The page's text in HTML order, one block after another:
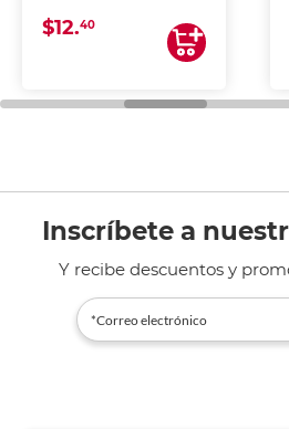
$12.40
Inscríbete a
Y recibe descuentos y